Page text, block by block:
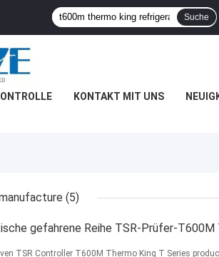
Suche
KONTAKT MIT UNS
(5)
gefahrene Reihe TSR-Prüfer-T600M
TSR Controller T600M Thermo King T Series​